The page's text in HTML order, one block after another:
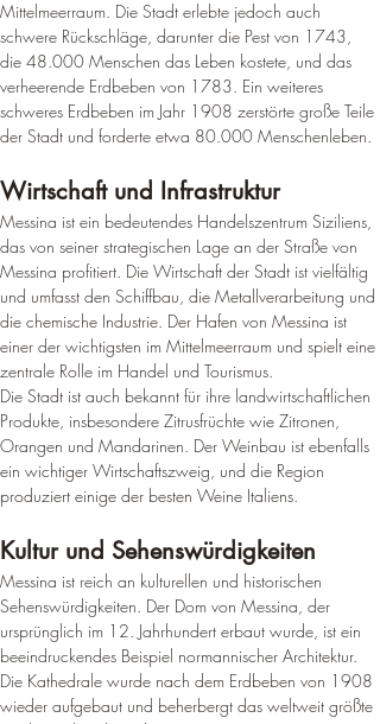
Mittelmeerraum. Die Stadt erlebte jedoch auch
schwere Rückschläge, darunter die Pest von 1743,
die 48.000 Menschen das Leben kostete, und das
verheerende Erdbeben von 1783. Ein weiteres
schweres Erdbeben im Jahr 1908 zerstörte große Teile
der Stadt und forderte etwa 80.000 Menschenleben.
Wirtschaft und Infrastruktur
Messina ist ein bedeutendes Handelszentrum Siziliens,
das von seiner strategischen Lage an der Straße von
Messina profitiert. Die Wirtschaft der Stadt ist vielfältig
und umfasst den Schiffbau, die Metallverarbeitung und
die chemische Industrie. Der Hafen von Messina ist
einer der wichtigsten im Mittelmeerraum und spielt eine
zentrale Rolle im Handel und Tourismus.
Die Stadt ist auch bekannt für ihre landwirtschaftlichen
Produkte, insbesondere Zitrusfrüchte wie Zitronen,
Orangen und Mandarinen. Der Weinbau ist ebenfalls
ein wichtiger Wirtschaftszweig, und die Region
produziert einige der besten Weine Italiens.
Kultur und Sehenswürdigkeiten
Messina ist reich an kulturellen und historischen
Sehenswürdigkeiten. Der Dom von Messina, der
ursprünglich im 12. Jahrhundert erbaut wurde, ist ein
beeindruckendes Beispiel normannischer Architektur.
Die Kathedrale wurde nach dem Erdbeben von 1908
wieder aufgebaut und beherbergt das weltweit größte